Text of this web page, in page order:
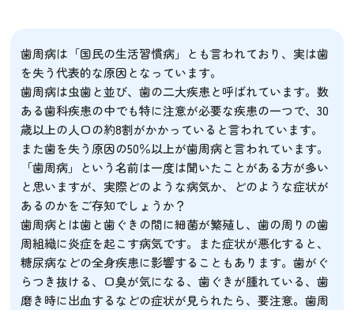
歯周病は「国民の生活習慣病」とも言われており、実は歯
を失う代表的な原因となっています。
歯周病は虫歯と並び、歯の二大疾患と呼ばれています。数
ある歯科疾患の中でも特に注意が必要な疾患の一つで、30
歳以上の人口の約8割がかかっていると言われています。
また歯を失う原因の50％以上が歯周病と言われています。
「歯周病」という名前は一度は聞いたことがある方が多い
と思いますが、実際どのような病気か、どのような症状が
あるのかをご存知でしょうか？
歯周病とは歯と歯ぐきの間に細菌が繁殖し、歯の周りの歯
周組織に炎症を起こす病気です。また症状が悪化すると、
糖尿病などの全身疾患に影響することもあります。歯がぐ
らつき抜ける、口臭が気になる、歯ぐきが腫れている、歯
磨き時に出血するなどの症状が見られたら、要注意。歯周